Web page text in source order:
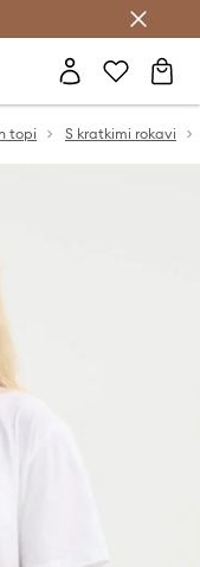
topi S kratkimi rokavi